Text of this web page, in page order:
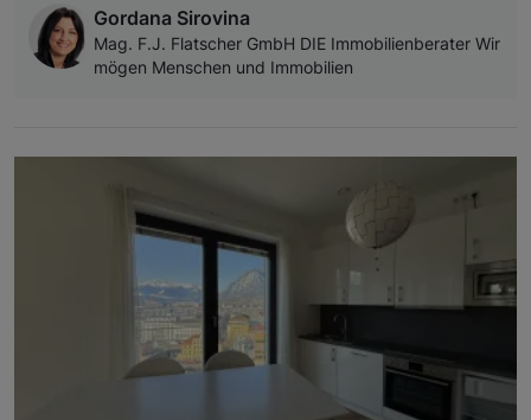
Gordana Sirovina
Mag. F.J. Flatscher GmbH DIE Immobilienberater Wir
mögen Menschen und Immobilien